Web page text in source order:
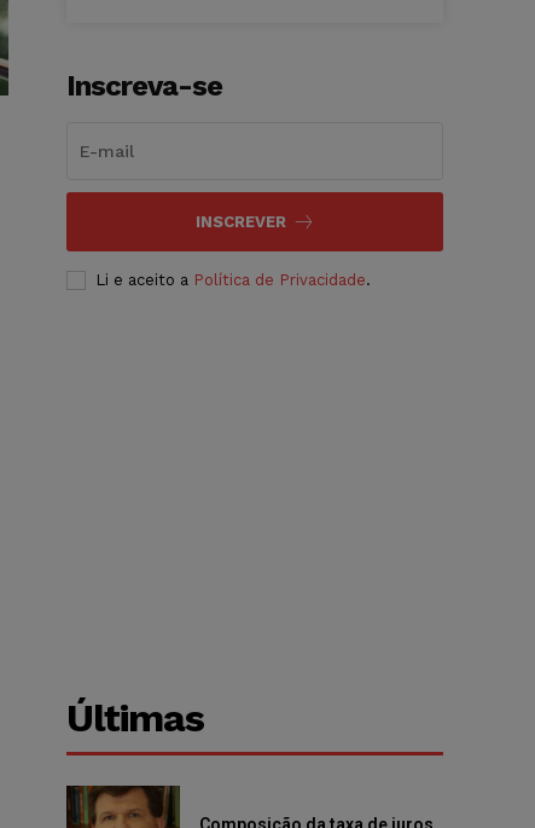
Inscreva-se
INSCREVER
Li e aceito a Política de Privacidade.
Últimas